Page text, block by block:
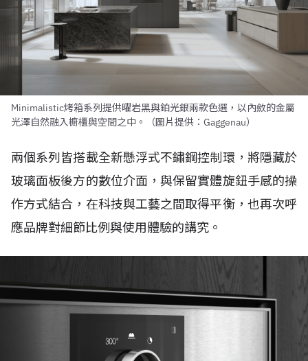
Minimalistic烤箱系列提供曜岩黑與鉑光銀兩款色選，以內斂的金屬
光澤自然融入櫥櫃與空間之中。（圖片提供：Gaggenau）
兩個系列皆搭載全新懸浮式不鏽鋼控制環，將隱藏於
玻璃面板後方的數位介面，與保留實體旋鈕手感的操
作方式結合，在科技與工藝之間取得平衡，也再次呼
應品牌對細節比例與使用體驗的講究。